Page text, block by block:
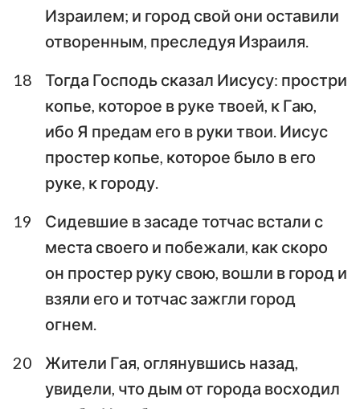
Израилем; и город свой они оставили
отворенным, преследуя Израиля.
18
Тогда Господь сказал Иисусу: простри
копье, которое в руке твоей, к Гаю,
ибо Я предам его в руки твои. Иисус
простер копье, которое было в его
руке, к городу.
19
Сидевшие в засаде тотчас встали с
места своего и побежали, как скоро
он простер руку свою, вошли в город и
взяли его и тотчас зажгли город
огнем.
20
Жители Гая, оглянувшись назад,
увидели, что дым от города восходил